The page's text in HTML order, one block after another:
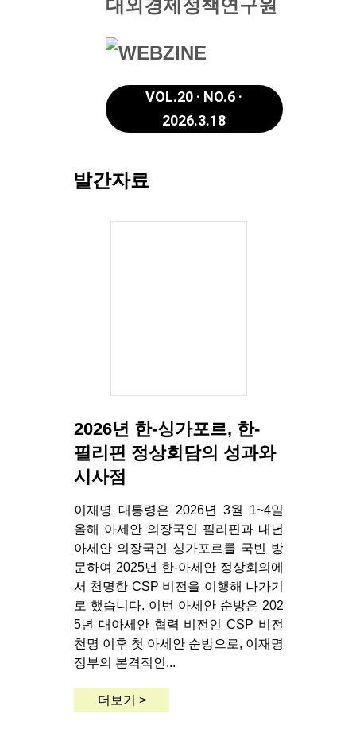
VOL.20 · NO.6 ·
2026.3.18
발간자료
2026년 한-싱가포르, 한-
필리핀 정상회담의 성과와
시사점
이재명 대통령은 2026년 3월 1~4일
올해 아세안 의장국인 필리핀과 내년
아세안 의장국인 싱가포르를 국빈 방
문하여 2025년 한-아세안 정상회의에
서 천명한 CSP 비전을 이행해 나가기
로 했습니다. 이번 아세안 순방은 202
5년 대아세안 협력 비전인 CSP 비전
천명 이후 첫 아세안 순방으로, 이재명
정부의 본격적인...
더보기 >